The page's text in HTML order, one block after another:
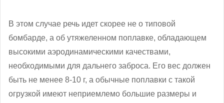
В этом случае речь идет скорее не о типовой
бомбарде, а об утяжеленном поплавке, обладающем
высокими аэродинамическими качествами,
необходимыми для дальнего заброса. Его вес должен
быть не менее 8-10 г, а обычные поплавки с такой
огрузкой имеют неприемлемо большие размеры и